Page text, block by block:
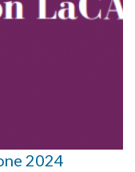
2024